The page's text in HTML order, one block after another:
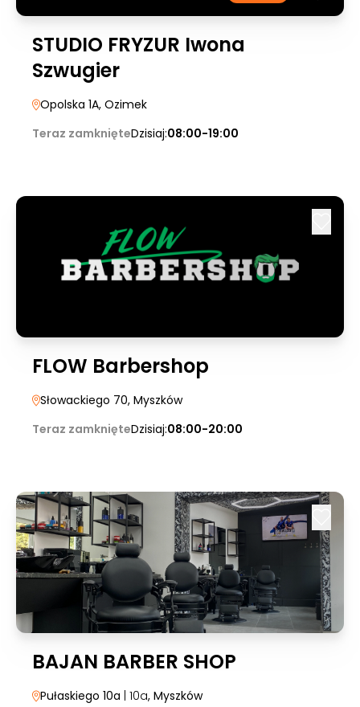
STUDIO FRYZUR Iwona
Szwugier
Opolska 1A, Ozimek
Teraz zamknięteDzisiaj:08:00-19:00
FLOW Barbershop
Słowackiego 70, Myszków
Teraz zamknięteDzisiaj:08:00-20:00
BAJAN BARBER SHOP
Pułaskiego 10a | 10a, Myszków